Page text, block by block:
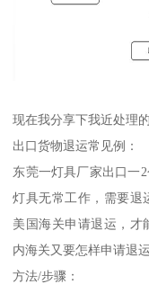
现在我分享下我近处理
出口货物退运常见例：
东莞一灯具厂家出口一
灯具无常工作，需要退
美国海关申请退运，才
内海关又要怎样申请退
方法/步骤：